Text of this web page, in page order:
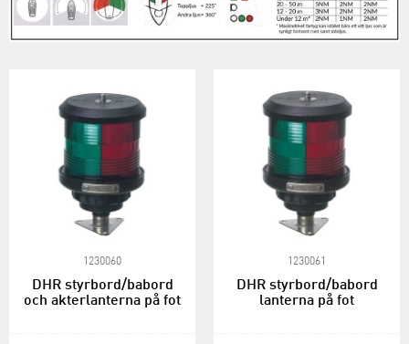
1230060
DHR styrbord/babord
och akterlanterna på fot
1230061
DHR styrbord/babord
lanterna på fot